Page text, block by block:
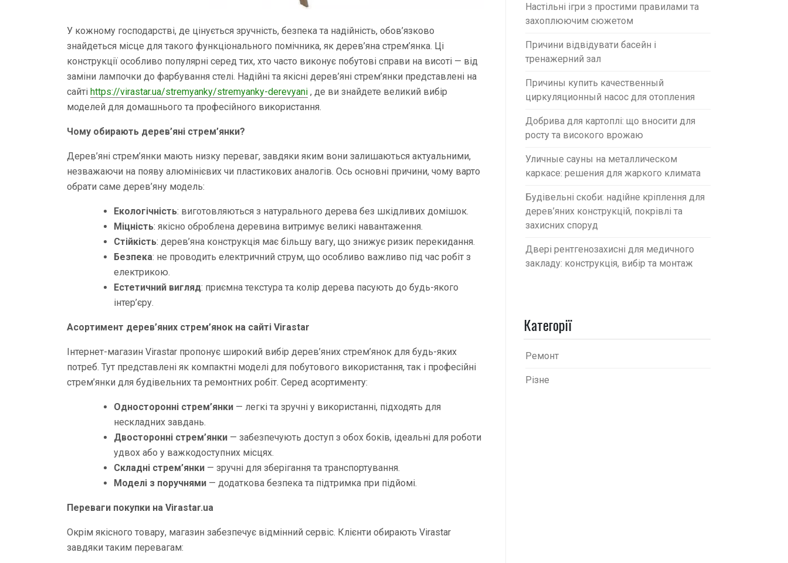
У кожному господарстві, де цінується зручність, безпека та надійність, обов’язково
знайдеться місце для такого функціонального помічника, як дерев’яна стрем’янка. Ці
конструкції особливо популярні серед тих, хто часто виконує побутові справи на висоті — від
заміни лампочки до фарбування стелі. Надійні та якісні дерев’яні стрем’янки представлені на
сайті https://virastar.ua/stremyanky/stremyanky-derevyani , де ви знайдете великий вибір
моделей для домашнього та професійного використання.
Чому обирають дерев’яні стрем’янки?
Дерев’яні стрем’янки мають низку переваг, завдяки яким вони залишаються актуальними,
незважаючи на появу алюмінієвих чи пластикових аналогів. Ось основні причини, чому варто
обрати саме дерев’яну модель:
Екологічність: виготовляються з натурального дерева без шкідливих домішок.
Міцність: якісно оброблена деревина витримує великі навантаження.
Стійкість: дерев’яна конструкція має більшу вагу, що знижує ризик перекидання.
Безпека: не проводить електричний струм, що особливо важливо під час робіт з
електрикою.
Естетичний вигляд: приємна текстура та колір дерева пасують до будь-якого
інтер’єру.
Асортимент дерев’яних стрем’янок на сайті Virastar
Інтернет-магазин Virastar пропонує широкий вибір дерев’яних стрем’янок для будь-яких
потреб. Тут представлені як компактні моделі для побутового використання, так і професійні
стрем’янки для будівельних та ремонтних робіт. Серед асортименту:
Односторонні стрем’янки — легкі та зручні у використанні, підходять для
нескладних завдань.
Двосторонні стрем’янки — забезпечують доступ з обох боків, ідеальні для роботи
удвох або у важкодоступних місцях.
Складні стрем’янки — зручні для зберігання та транспортування.
Моделі з поручнями — додаткова безпека та підтримка при підйомі.
Переваги покупки на Virastar.ua
Окрім якісного товару, магазин забезпечує відмінний сервіс. Клієнти обирають Virastar
завдяки таким перевагам:
Настільні ігри з простими правилами та
захоплюючим сюжетом
Причини відвідувати басейн і
тренажерний зал
Причины купить качественный
циркуляционный насос для отопления
Добрива для картоплі: що вносити для
росту та високого врожаю
Уличные сауны на металлическом
каркасе: решения для жаркого климата
Будівельні скоби: надійне кріплення для
дерев’яних конструкцій, покрівлі та
захисних споруд
Двері рентгенозахисні для медичного
закладу: конструкція, вибір та монтаж
Категорії
Ремонт
Різне